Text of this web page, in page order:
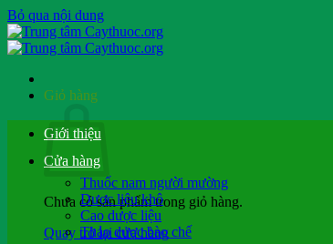
Bỏ qua nội dung
Giỏ hàng
Chưa có sản phẩm trong giỏ hàng.
Quay trở lại cửa hàng
Giới thiệu
Cửa hàng
Thuốc nam người mường
Dược liệu khô
Cao dược liệu
Thảo dược bào chế